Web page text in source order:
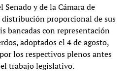
Senado y de la Cámara de
proporcional de sus
bancadas con representación
adoptados el 4 de agosto,
los respectivos plenos antes
trabajo legislativo.